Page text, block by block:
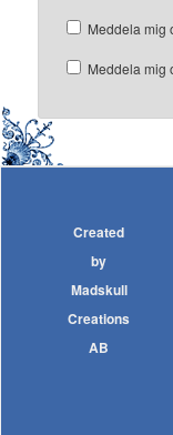
Meddela mig
Meddela mig
Created
by
Madskull
Creations
AB